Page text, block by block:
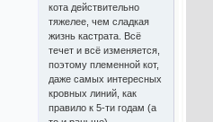
кота действительно
тяжелее, чем сладкая
жизнь кастрата. Всё
течет и всё изменяется,
поэтому племенной кот,
даже самых интересных
кровных линий, как
правило к 5-ти годам (а